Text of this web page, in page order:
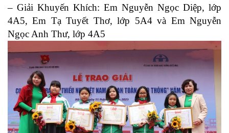
– Giải Khuyến Khích: Em Nguyễn Ngọc Diệp, lớp
4A5, Em Tạ Tuyết Thơ, lớp 5A4 và Em Nguyễn
Ngọc Anh Thư, lớp 4A5